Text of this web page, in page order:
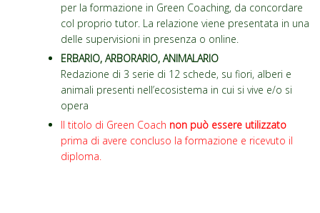
per la formazione in Green Coaching, da concordare
col proprio tutor. La relazione viene presentata in una
delle supervisioni in presenza o online.
ERBARIO, ARBORARIO, ANIMALARIO
Redazione di 3 serie di 12 schede, su fiori, alberi e
animali presenti nell’ecosistema in cui si vive e/o si
opera
Il titolo di Green Coach non può essere utilizzato
prima di avere concluso la formazione e ricevuto il
diploma.